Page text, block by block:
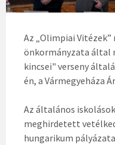
Az „Olimpiai Vitézek”
önkormányzata által
kincsei" verseny
én, a Vármegyeháza
Az általános
meghirdetett
hungarikum